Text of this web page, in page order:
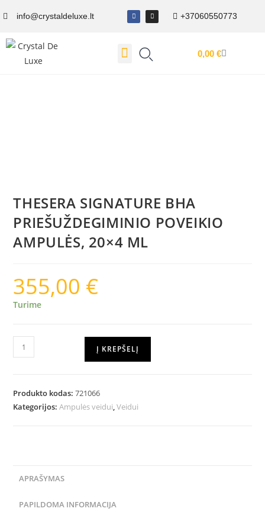
info@crystaldeluxe.lt +37060550773
0,00 €
THESERA SIGNATURE BHA
PRIEŠUŽDEGIMINIO POVEIKIO
AMPULĖS, 20×4 ML
355,00 €
Turime
Į KREPŠELĮ
Produkto kodas:721066
Kategorijos:Ampulės veidui,Veidui
APRAŠYMAS
PAPILDOMA INFORMACIJA